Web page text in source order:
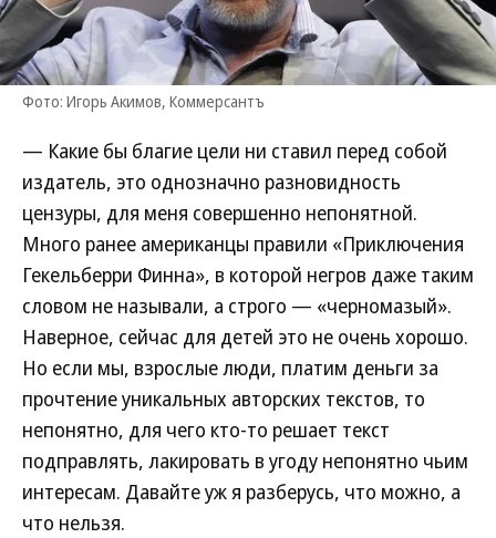
Фото: Игорь Акимов, Коммерсантъ
— Какие бы благие цели ни ставил перед собой
издатель, это однозначно разновидность
цензуры, для меня совершенно непонятной.
Много ранее американцы правили «Приключения
Гекельберри Финна», в которой негров даже таким
словом не называли, а строго — «черномазый».
Наверное, сейчас для детей это не очень хорошо.
Но если мы, взрослые люди, платим деньги за
прочтение уникальных авторских текстов, то
непонятно, для чего кто-то решает текст
подправлять, лакировать в угоду непонятно чьим
интересам. Давайте уж я разберусь, что можно, а
что нельзя.